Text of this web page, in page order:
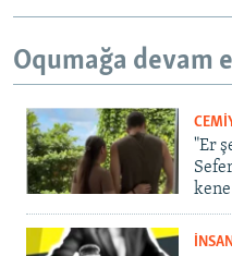
Oqumağa devam
"Er